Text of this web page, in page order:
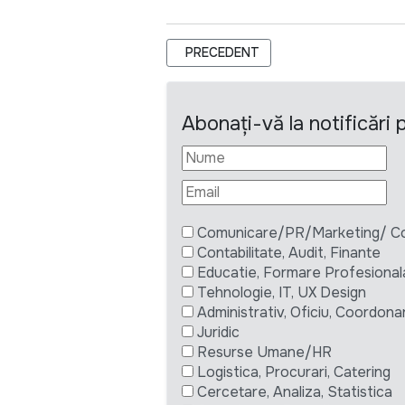
ARTICOL PRECEDENT: IOM
PRECEDENT
Abonați-vă la notificări
Comunicare/PR/Marketing/
Contabilitate, Audit, Finante
Educatie, Formare
Tehnologie, IT, UX Design
Administrativ, Oficiu,
Juridic
Resurse Umane/HR
Logistica, Procurari, Catering
Cercetare, Analiza, Statistica